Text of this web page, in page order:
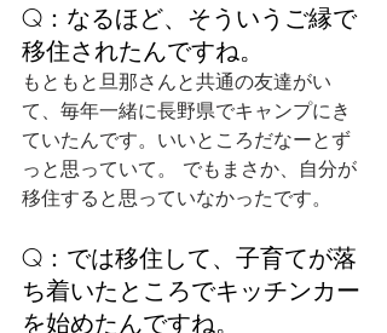
Q：なるほど、そういうご縁で
移住されたんですね。
もともと旦那さんと共通の友達がい
て、毎年一緒に長野県でキャンプにき
ていたんです。いいところだなーとず
っと思っていて。 でもまさか、自分が
移住すると思っていなかったです。
Q：では移住して、子育てが落
ち着いたところでキッチンカー
を始めたんですね。